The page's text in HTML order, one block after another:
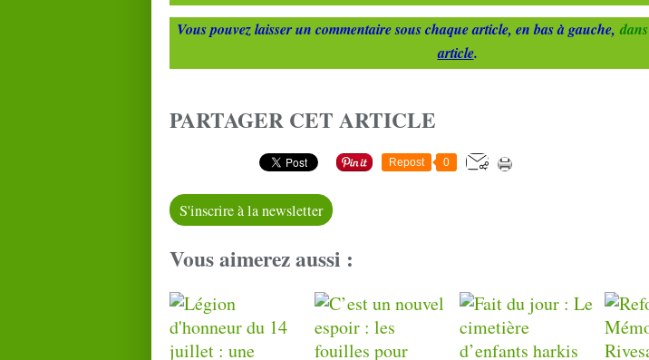
Vous pouvez laisser un commentaire sous chaque article, en bas à gauche, dans
article.
PARTAGER CET ARTICLE
Repost 0
S'inscrire à la newsletter
Vous aimerez aussi :